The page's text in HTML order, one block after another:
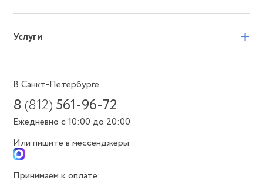
Услуги +
В Санкт-Петербурге
8(812) 561-96-72
Ежедневно с 10:00 до 20:00
Или пишите в мессенджеры
Принимаем к оплате: